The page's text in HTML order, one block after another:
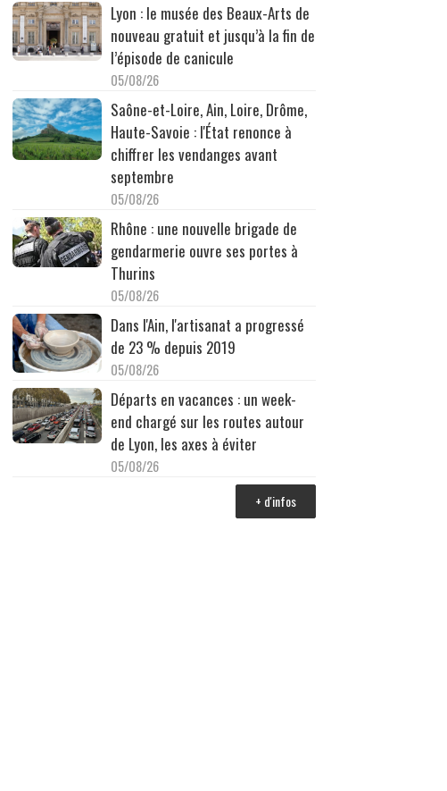
Lyon : le musée des Beaux-Arts de
nouveau gratuit et jusqu’à la fin de
l’épisode de canicule
05/08/26
Saône-et-Loire, Ain, Loire, Drôme,
Haute-Savoie : l'État renonce à
chiffrer les vendanges avant
septembre
05/08/26
Rhône : une nouvelle brigade de
gendarmerie ouvre ses portes à
Thurins
05/08/26
Dans l'Ain, l'artisanat a progressé
de 23 % depuis 2019
05/08/26
Départs en vacances : un week-
end chargé sur les routes autour
de Lyon, les axes à éviter
05/08/26
+ d'infos